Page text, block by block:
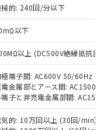
的: 240回/分以下
以下
以上 (DC500V絶縁抵抗計
極端子間: AC600V 50/60Hz
金属部とアース間: AC1500V
子と非充電金属部間:
気的: 10万回以上 (30回/min)
10物質）の
可能な商品で
物質）の非含
る予定のある
（10物質）の
応品を出す予